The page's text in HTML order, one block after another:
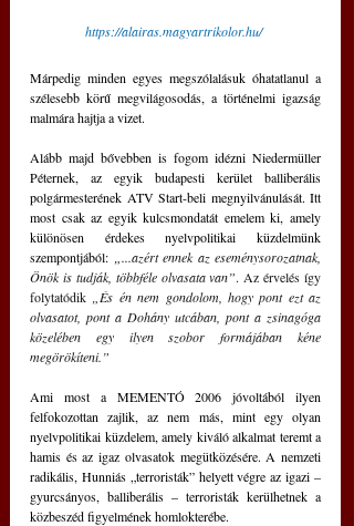
https://alairas.magyartrikolor.hu/
Márpedig minden egyes megszólalásuk óhatatlanul a
szélesebb körű megvilágosodás, a történelmi igazság
malmára hajtja a vizet.
Alább majd bővebben is fogom idézni Niedermüller
Péternek, az egyik budapesti kerület balliberális
polgármesterének ATV Start-beli megnyilvánulását. Itt
most csak az egyik kulcsmondatát emelem ki, amely
különösen érdekes nyelvpolitikai küzdelmünk
szempontjából:
„...azért ennek az eseménysorozatnak,
Önök is tudják, többféle olvasata van”. Az érvelés így
folytatódik
„És én nem gondolom, hogy pont ezt az
olvasatot, pont a Dohány utcában, pont a zsinagóga
közelében egy ilyen szobor formájában kéne
megörökíteni.”
Ami most a MEMENTÓ 2006 jóvoltából ilyen
felfokozottan zajlik, az nem más, mint egy olyan
nyelvpolitikai küzdelem, amely kiváló alkalmat teremt a
hamis és az igaz olvasatok megütközésére. A nemzeti
radikális, Hunniás „terroristák” helyett végre az igazi –
gyurcsányos, balliberális – terroristák kerülhetnek a
közbeszéd figyelmének homlokterébe.